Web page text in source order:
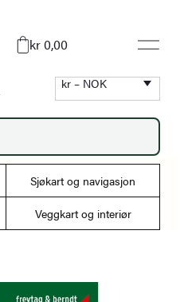
kr 0,00
kr – NOK
Sjøkart og navigasjon
Veggkart og interiør